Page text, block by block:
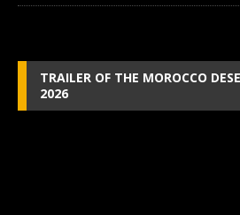
TRAILER OF THE MOROCCO
2026